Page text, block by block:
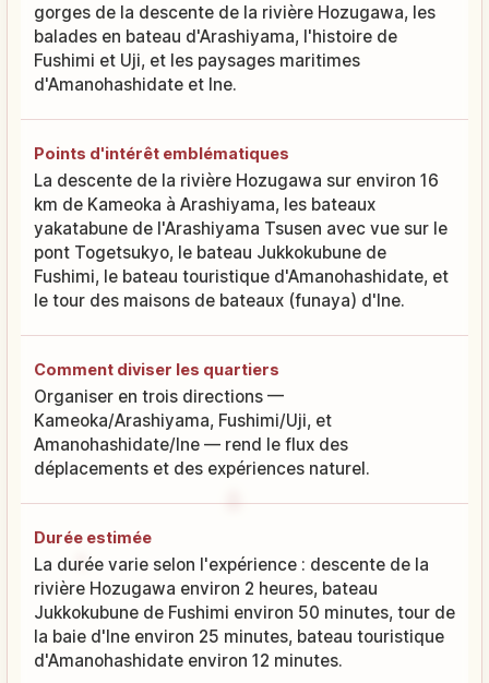
gorges de la descente de la rivière Hozugawa, les
balades en bateau d'Arashiyama, l'histoire de
Fushimi et Uji, et les paysages maritimes
d'Amanohashidate et Ine.
Points d'intérêt emblématiques
La descente de la rivière Hozugawa sur environ 16
km de Kameoka à Arashiyama, les bateaux
yakatabune de l'Arashiyama Tsusen avec vue sur le
pont Togetsukyo, le bateau Jukkokubune de
Fushimi, le bateau touristique d'Amanohashidate, et
le tour des maisons de bateaux (funaya) d'Ine.
Comment diviser les quartiers
Organiser en trois directions —
Kameoka/Arashiyama, Fushimi/Uji, et
Amanohashidate/Ine — rend le flux des
déplacements et des expériences naturel.
Durée estimée
La durée varie selon l'expérience : descente de la
rivière Hozugawa environ 2 heures, bateau
Jukkokubune de Fushimi environ 50 minutes, tour de
la baie d'Ine environ 25 minutes, bateau touristique
d'Amanohashidate environ 12 minutes.